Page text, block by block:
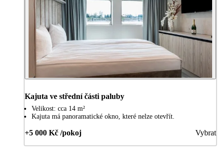
Kajuta ve střední části paluby
Velikost: cca 14 m²
Kajuta má panoramatické okno, které nelze otevřít.
+5 000 Kč /pokoj Vybrat